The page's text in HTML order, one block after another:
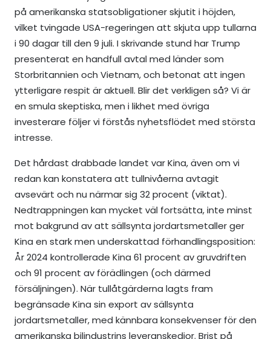
på amerikanska statsobligationer skjutit i höjden,
vilket tvingade USA-regeringen att skjuta upp tullarna
i 90 dagar till den 9 juli. I skrivande stund har Trump
presenterat en handfull avtal med länder som
Storbritannien och Vietnam, och betonat att ingen
ytterligare respit är aktuell. Blir det verkligen så? Vi är
en smula skeptiska, men i likhet med övriga
investerare följer vi förstås nyhetsflödet med största
intresse.
Det hårdast drabbade landet var Kina, även om vi
redan kan konstatera att tullnivåerna avtagit
avsevärt och nu närmar sig 32 procent (viktat).
Nedtrappningen kan mycket väl fortsätta, inte minst
mot bakgrund av att sällsynta jordartsmetaller ger
Kina en stark men underskattad förhandlingsposition:
År 2024 kontrollerade Kina 61 procent av gruvdriften
och 91 procent av förädlingen (och därmed
försäljningen). När tullåtgärderna lagts fram
begränsade Kina sin export av sällsynta
jordartsmetaller, med kännbara konsekvenser för den
amerikanska bilindustrins leveranskedjor. Brist på